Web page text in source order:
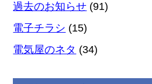
過去のお知らせ (91)
電子チラシ (15)
電気屋のネタ (34)